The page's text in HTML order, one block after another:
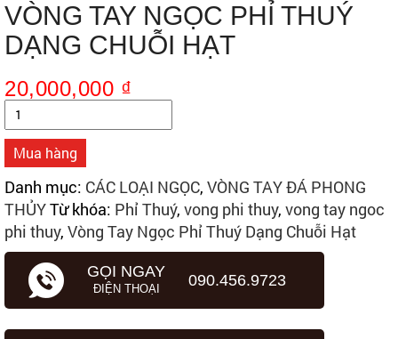
VÒNG TAY NGỌC PHỈ THUÝ
DẠNG CHUỖI HẠT
20,000,000 ₫
lượng
Mua hàng
Danh mục: CÁC LOẠI NGỌC, VÒNG TAY ĐÁ PHONG
THỦYTừ khóa: Phỉ Thuý, vong phi thuy, vong tay ngoc
phi thuy, Vòng Tay Ngọc Phỉ Thuý Dạng Chuỗi Hạt
GỌI NGAY
ĐIỆN THOẠI 090.456.9723